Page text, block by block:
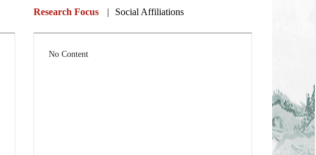
Research Focus | Social Affiliations
No Content